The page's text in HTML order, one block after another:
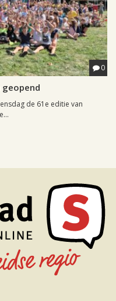
0
geopend
de 61e editie van